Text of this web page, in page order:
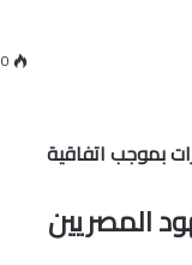
0
بموجب اتفاقية
المصريين